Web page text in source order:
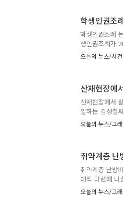
학생인권조
학생인권조례
생인권조례가
권의날’로 정
에 몰려 있다.
오늘의 뉴스/사건
산재현장에
산재현장에서
일하는 김성철
2019년 11월
다쳤다. 2년
으로도 “삶이
오늘의 뉴스/그
취약계층 난
취약계층 난방
대책 마련에 나
혔다. 대통령실
금 추가 할인
오늘의 뉴스/그